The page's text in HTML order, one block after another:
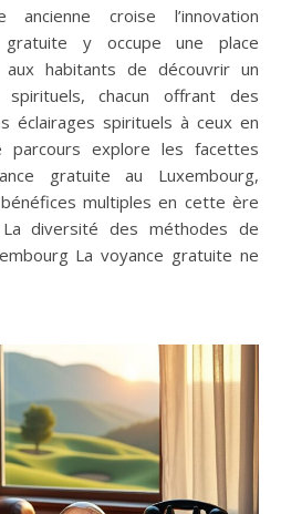
croise l’innovation
gratuite y occupe une place
habitants de découvrir un
chacun offrant des
éclairages spirituels à ceux en
parcours explore les facettes
gratuite au Luxembourg,
multiples en cette ère
diversité des méthodes de
La voyance gratuite ne